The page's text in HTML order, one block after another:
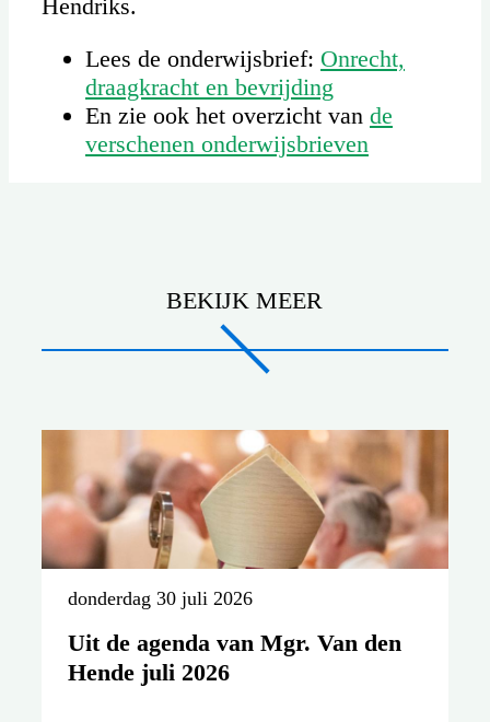
Hendriks.
Lees de onderwijsbrief: Onrecht,
draagkracht en bevrijding
En zie ook het overzicht van de
verschenen onderwijsbrieven
BEKIJK MEER
donderdag 30 juli 2026
Uit de agenda van Mgr. Van den
Hende juli 2026